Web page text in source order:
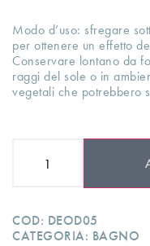
Modo d’uso: sfregare
per ottenere un effetto
Conservare lontano da
raggi del sole o in
vegetali che potrebbero
COD: DEOD05
CATEGORIA: BAGNO